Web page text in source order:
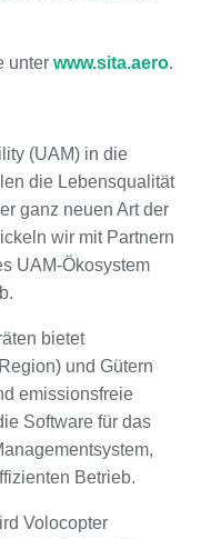
unter www.sita.aero.
(UAM) in die
die Lebensqualität
ganz neuen Art der
wir mit Partnern
UAM-Ökosystem
bietet
und Gütern
emissionsfreie
Software für das
Betrieb.
Volocopter